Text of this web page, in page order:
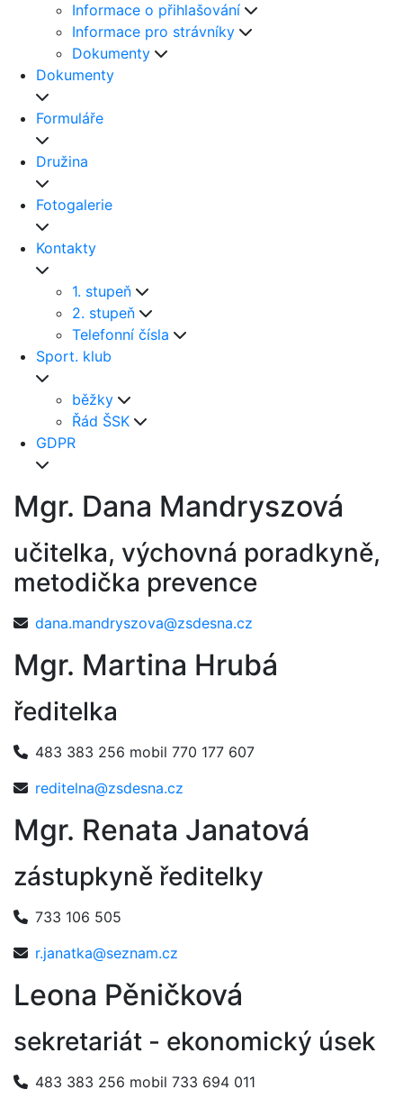
Informace o přihlašování
Informace pro strávníky
Dokumenty
Dokumenty
Formuláře
Družina
Fotogalerie
Kontakty
1. stupeň
2. stupeň
Telefonní čísla
Sport. klub
běžky
Řád ŠSK
GDPR
Mgr. Dana Mandryszová
učitelka, výchovná poradkyně,
metodička prevence
dana.mandryszova@zsdesna.cz
Mgr. Martina Hrubá
ředitelka
483 383 256 mobil 770 177 607
reditelna@zsdesna.cz
Mgr. Renata Janatová
zástupkyně ředitelky
733 106 505
r.janatka@seznam.cz
Leona Pěničková
sekretariát - ekonomický úsek
483 383 256 mobil 733 694 011